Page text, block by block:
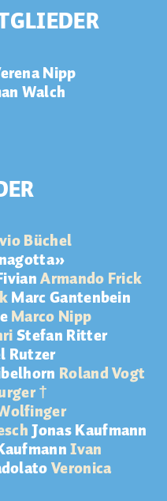
Nipp
Walch
Büchel
Armando Frick
Marc Gantenbein
Marco Nipp
Stefan Ritter
Rutzer
Roland Vogt
†
Jonas Kaufmann
Ivan
Veronica